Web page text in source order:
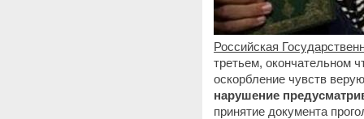
Российская
третьем, окончательном
оскорбление чувств
нарушение
принятие документа